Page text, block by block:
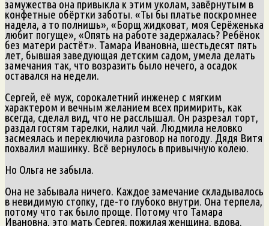
замужества она привыкла к этим уколам, завёрнутым в
конфетные обёртки заботы. «Ты бы платье поскромнее
надела, а то полнишь», «Борщ жидковат, моя Серёженька
любит погуще», «Опять на работе задержалась? Ребёнок
без матери растёт». Тамара Ивановна, шестьдесят пять
лет, бывшая заведующая детским садом, умела делать
замечания так, что возразить было нечего, а осадок
оставался на недели.
Сергей, её муж, сорокалетний инженер с мягким
характером и вечным желанием всех примирить, как
всегда, сделал вид, что не расслышал. Он разрезал торт,
раздал гостям тарелки, налил чай. Людмила неловко
засмеялась и переключила разговор на погоду. Дядя Витя
похвалил машинку. Всё вернулось в привычную колею.
Но Ольга не забыла.
Она не забывала ничего. Каждое замечание складывалось
в невидимую стопку, где-то глубоко внутри. Она терпела,
потому что так было проще. Потому что Тамара
Ивановна, это мать Сергея, пожилая женщина, вдова.